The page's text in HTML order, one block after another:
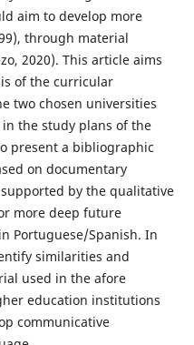
aim to develop more
through material
2020). This article aims
of the curricular
two chosen universities
the study plans of the
present a bibliographic
on documentary
supported by the qualitative
more deep future
Portuguese/Spanish. In
similarities and
used in the afore
education institutions
communicative